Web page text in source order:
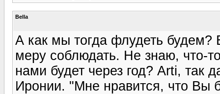
Bella
А как мы тогда флудеть будем?
меру соблюдать. Не знаю, что-
нами будет через год? Arti, так
Иронии. "Мне нравится, что Вы